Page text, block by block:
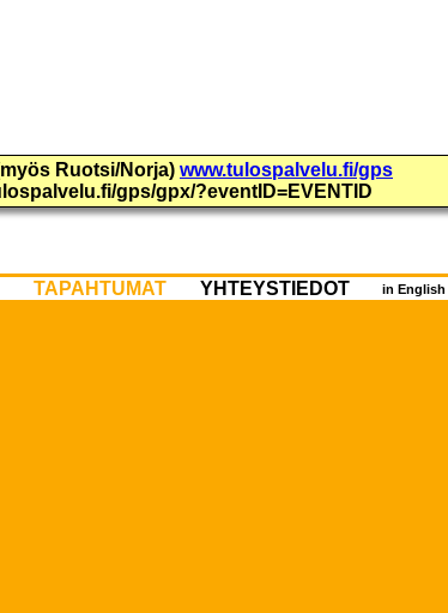
Ruotsi/Norja) www.tulospalvelu.fi/gps
gps/gpx/?eventID=EVENTID
TAPAHTUMAT YHTEYSTIEDOT in English